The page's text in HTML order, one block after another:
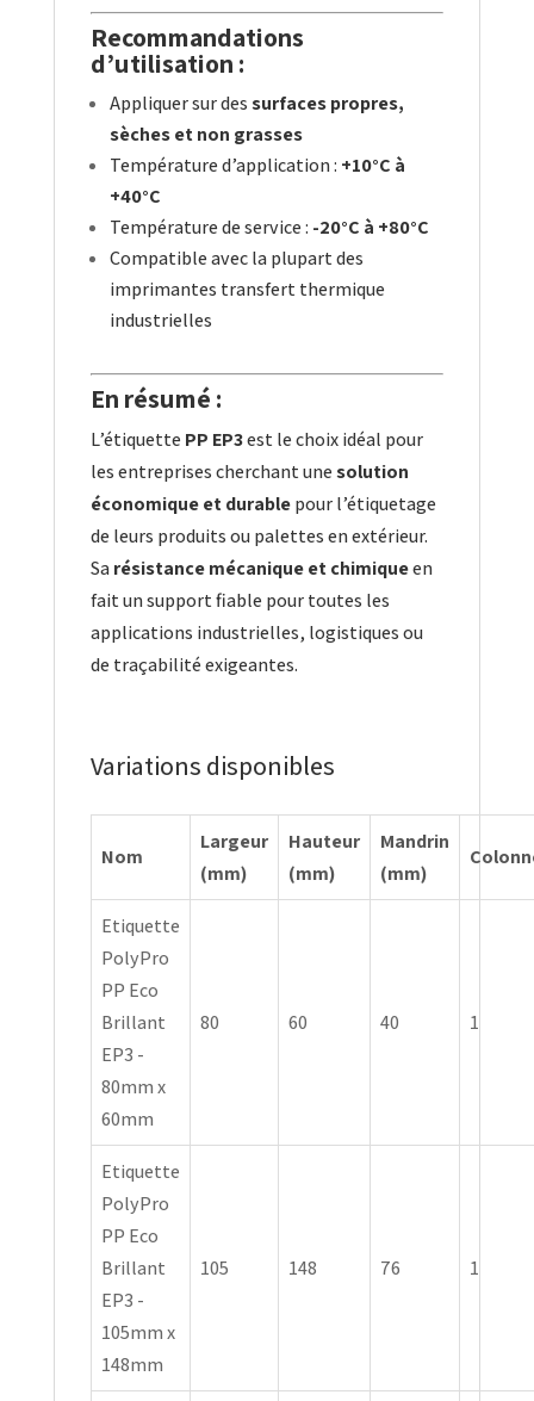
Recommandations
d’utilisation :
Appliquer sur dessurfaces propres,
sèches et non grasses
Température d’application : +10°C à
+40°C
Température de service : -20°C à +80°C
Compatible avec la plupart des
imprimantes transfert thermique
industrielles
En résumé :
L’étiquette PP EP3est le choix idéal pour
les entreprises cherchant unesolution
économique et durablepour l’étiquetage
de leurs produits ou palettes en extérieur.
Sarésistance mécanique et chimiqueen
fait un support fiable pour toutes les
applications industrielles, logistiques ou
de traçabilité exigeantes.
Variations disponibles
Nom
Largeur
(mm)
Hauteur
(mm)
Mandrin
(mm)
Etiquette
PolyPro
PP Eco
Brillant
EP3 -
80mm x
60mm
80 60 40 1
Etiquette
PolyPro
PP Eco
Brillant
EP3 -
105mm x
148mm
105 148 76 1